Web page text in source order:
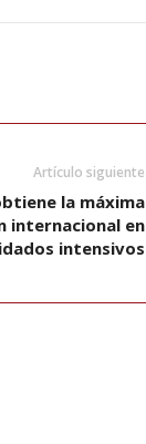
Artículo siguiente
la máxima
internacional en
intensivos